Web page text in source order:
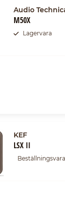
Audio
M50X
Lagervara
KEF
LSX II
Beställningsvara